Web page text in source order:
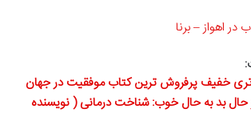
در اهواز – برنا
خفیف پرفروش ترین کتاب موفقیت در جهان
حال بد به حال خوب: شناخت درمانی ( نویسنده